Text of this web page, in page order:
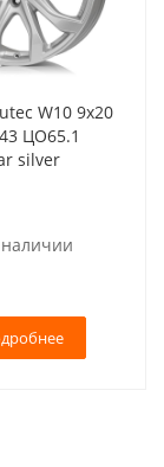
W10 9x20
ЦО65.1
silver